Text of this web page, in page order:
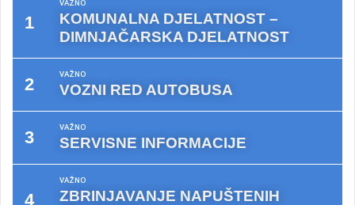
VAŽNO
KOMUNALNA DJELATNOST –
DIMNJAČARSKA DJELATNOST
VAŽNO
VOZNI RED AUTOBUSA
VAŽNO
SERVISNE INFORMACIJE
VAŽNO
ZBRINJAVANJE NAPUŠTENIH